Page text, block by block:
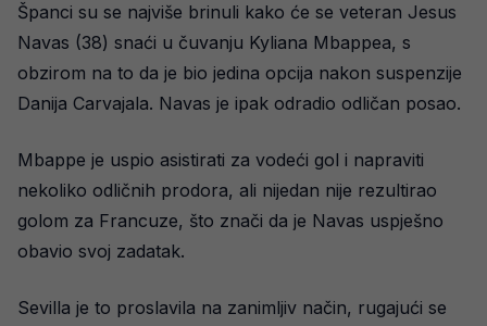
Španci su se najviše brinuli kako će se veteran Jesus
Navas (38) snaći u čuvanju Kyliana Mbappea, s
obzirom na to da je bio jedina opcija nakon suspenzije
Danija Carvajala. Navas je ipak odradio odličan posao.
Mbappe je uspio asistirati za vodeći gol i napraviti
nekoliko odličnih prodora, ali nijedan nije rezultirao
golom za Francuze, što znači da je Navas uspješno
obavio svoj zadatak.
Sevilla je to proslavila na zanimljiv način, rugajući se